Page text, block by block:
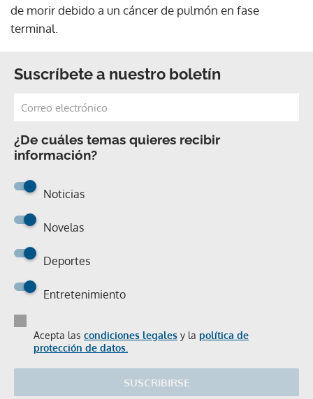
de morir debido a un cáncer de pulmón en fase
terminal.
Suscríbete a nuestro boletín
¿De cuáles temas quieres recibir
información?
Noticias
Novelas
Deportes
Entretenimiento
Acepta las condiciones legales y la política de
protección de datos.
SUSCRIBIRSE